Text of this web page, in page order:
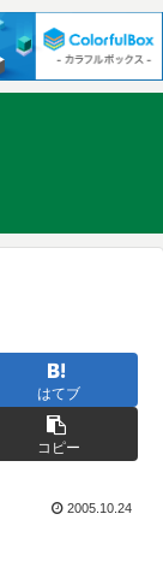
はてブ
コピー
2005.10.24